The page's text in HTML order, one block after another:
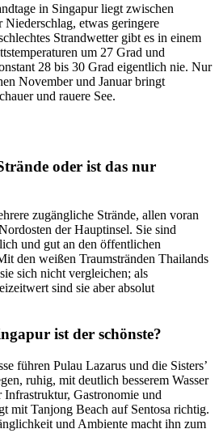
in Singapur liegt zwischen
etwas geringere
Strandwetter gibt es in einem
um 27 Grad und
28 bis 30 Grad eigentlich nie. Nur
November und Januar bringt
und rauere See.
oder ist das nur
zugängliche Strände, allen voran
der Hauptinsel. Sie sind
und gut an den öffentlichen
den weißen Traumstränden Thailands
sich nicht vergleichen; als
sind sie aber absolut
ist der schönste?
führen Pulau Lazarus und die Sisters’
ruhig, mit deutlich besserem Wasser
Gastronomie und
mit Tanjong Beach auf Sentosa richtig.
und Ambiente macht ihn zum